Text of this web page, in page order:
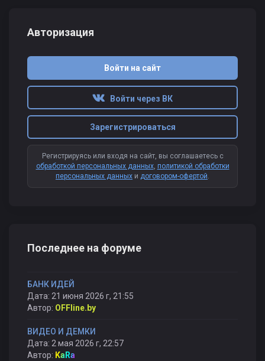
Авторизация
Войти на сайт
Войти через ВК
Зарегистрироваться
Регистрируясь или входя на сайт, вы соглашаетесь с
обработкой персональных данных, политикой обработки
персональных данных и договором-офертой.
Последнее на форуме
БАНК ИДЕЙ
Дата: 21 июня 2026 г, 21:55
Автор: OFFline.by
ВИДЕО И ДЕМКИ
Дата: 2 мая 2026 г, 22:57
Автор: KaRa